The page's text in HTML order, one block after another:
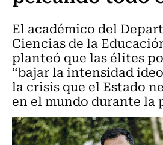
El académico del
Ciencias de la
planteó que las élites
“bajar la intensidad
la crisis que el Estado
en el mundo durante la